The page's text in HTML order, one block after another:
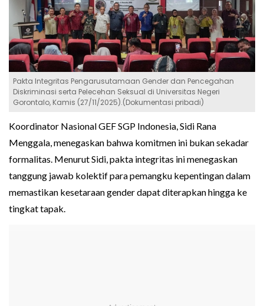
Pakta Integritas Pengarusutamaan Gender dan Pencegahan
Diskriminasi serta Pelecehan Seksual di Universitas Negeri
Gorontalo, Kamis (27/11/2025).(Dokumentasi pribadi)
Koordinator Nasional GEF SGP Indonesia, Sidi Rana
Menggala, menegaskan bahwa komitmen ini bukan sekadar
formalitas. Menurut Sidi, pakta integritas ini menegaskan
tanggung jawab kolektif para pemangku kepentingan dalam
memastikan kesetaraan gender dapat diterapkan hingga ke
tingkat tapak.